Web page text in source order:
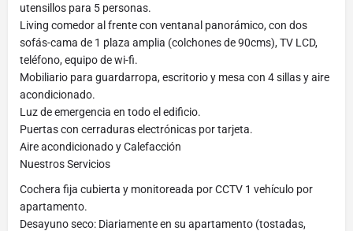
utensillos para 5 personas.
Living comedor al frente con ventanal panorámico, con dos
sofás-cama de 1 plaza amplia (colchones de 90cms), TV LCD,
teléfono, equipo de wi-fi.
Mobiliario para guardarropa, escritorio y mesa con 4 sillas y aire
acondicionado.
Luz de emergencia en todo el edificio.
Puertas con cerraduras electrónicas por tarjeta.
Aire acondicionado y Calefacción
Nuestros Servicios
Cochera fija cubierta y monitoreada por CCTV 1 vehículo por
apartamento.
Desayuno seco: Diariamente en su apartamento (tostadas,